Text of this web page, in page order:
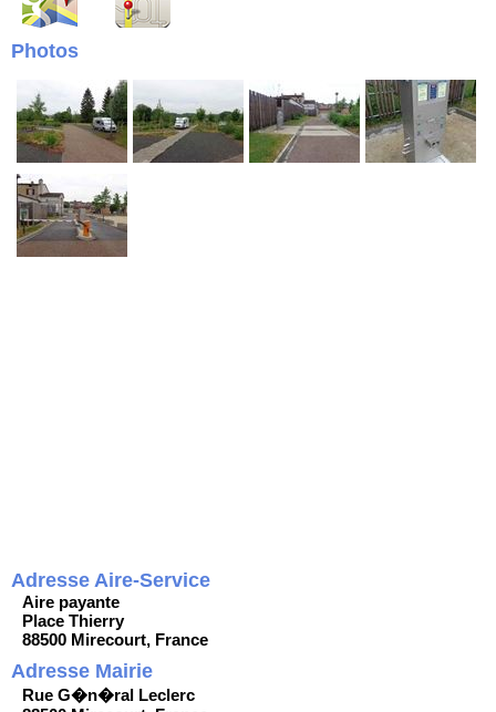
Photos
Adresse Aire-Service
Aire payante
Place Thierry
88500 Mirecourt, France
Adresse Mairie
Rue G�n�ral Leclerc